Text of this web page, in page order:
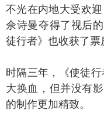
不光在内地大受欢
佘诗曼夺得了视后
徒行者》也收获了票
三年，《使徒行
大换血，但并没有
的制作更加精致。